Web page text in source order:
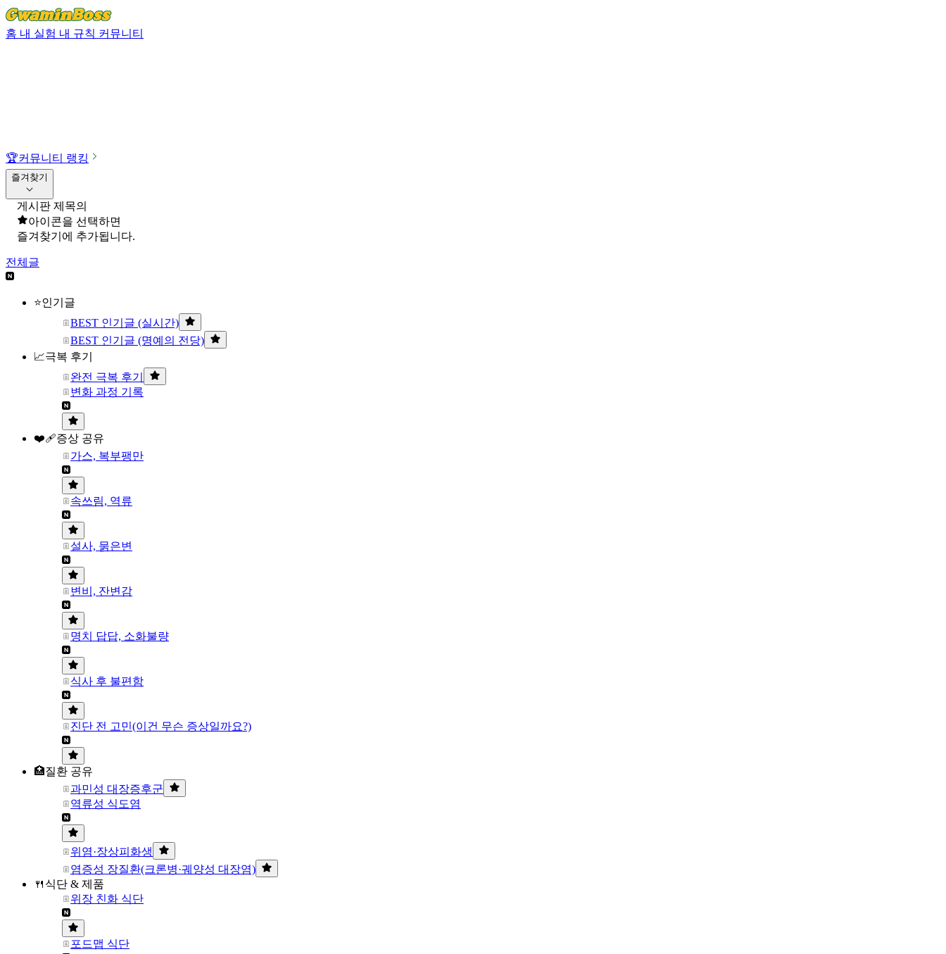
홈 내 실험 내 규칙 커뮤니티
🏆커뮤니티 랭킹
즐겨찾기
게시판 제목의
아이콘을 선택하면
즐겨찾기에 추가됩니다.
전체글
⭐인기글
BEST 인기글 (실시간)
BEST 인기글 (명예의 전당)
📈극복 후기
완전 극복 후기
변화 과정 기록
❤️‍🩹증상 공유
가스, 복부팽만
속쓰림, 역류
설사, 묽은변
변비, 잔변감
명치 답답, 소화불량
식사 후 불편함
진단 전 고민(이건 무슨 증상일까요?)
🏥질환 공유
과민성 대장증후군
역류성 식도염
위염·장상피화생
염증성 장질환(크론병·궤양성 대장염)
🍴식단 & 제품
위장 친화 식단
포드맵 식단